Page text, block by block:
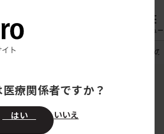
メニュー
ハイゼントラ20％皮下注シリンジへの切替
療関係者ですか？
はい いいえ